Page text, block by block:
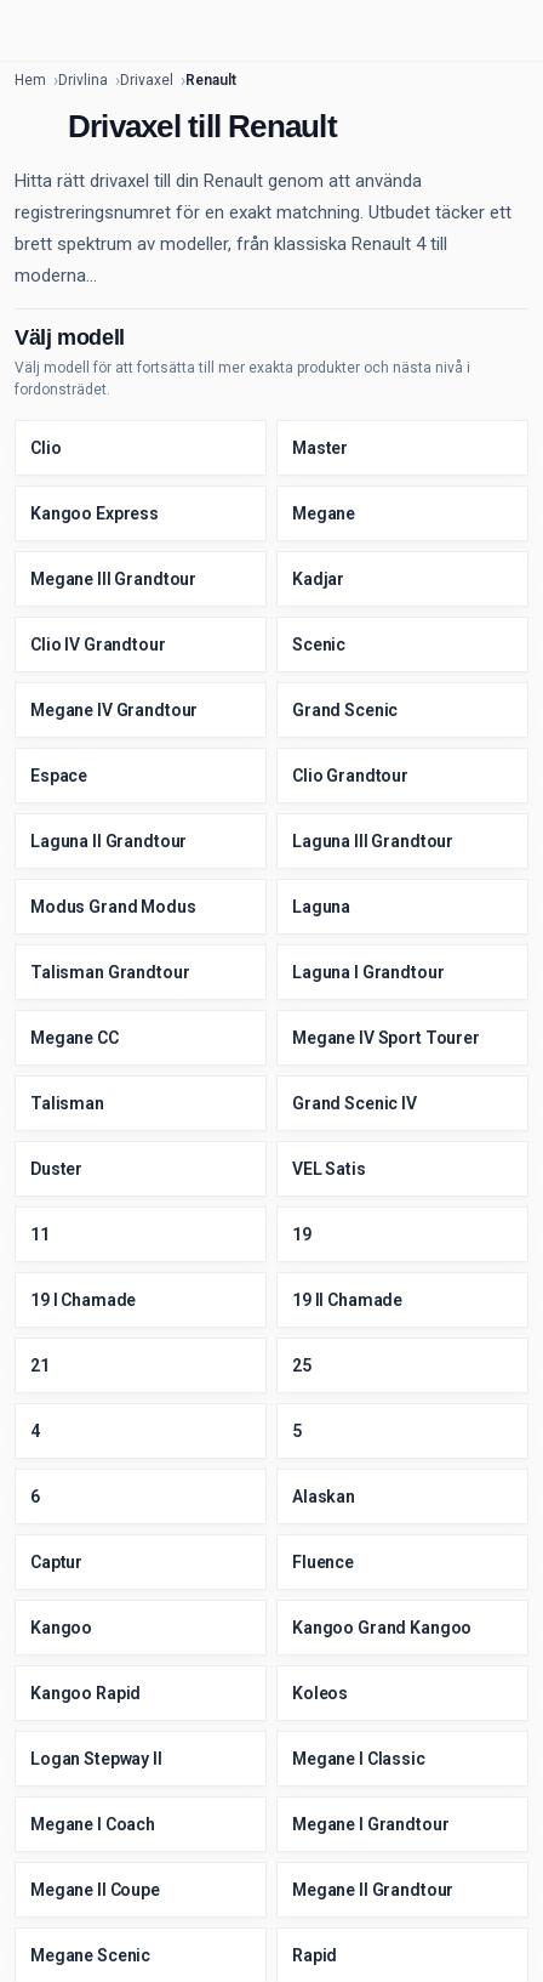
Hem Drivlina Drivaxel Renault
Drivaxel till Renault
Hitta rätt drivaxel till din Renault genom att använda
registreringsnumret för en exakt matchning. Utbudet täcker ett
brett spektrum av modeller, från klassiska Renault 4 till
moderna...
Välj modell
Välj modell för att fortsätta till mer exakta produkter och nästa nivå i
fordonsträdet.
Clio Master
Kangoo Express Megane
Megane III Grandtour Kadjar
Clio IV Grandtour Scenic
Megane IV Grandtour Grand Scenic
Espace Clio Grandtour
Laguna II Grandtour Laguna III Grandtour
Modus Grand Modus Laguna
Talisman Grandtour Laguna I Grandtour
Megane CC Megane IV Sport Tourer
Talisman Grand Scenic IV
Duster VEL Satis
11 19
19 I Chamade 19 II Chamade
21 25
4 5
6 Alaskan
Captur Fluence
Kangoo Kangoo Grand Kangoo
Kangoo Rapid Koleos
Logan Stepway II Megane I Classic
Megane I Coach Megane I Grandtour
Megane II Coupe Megane II Grandtour
Megane Scenic Rapid